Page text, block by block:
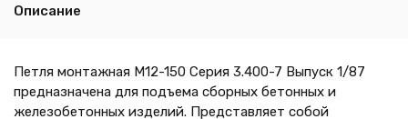
Описание
Петля монтажная М12-150 Серия 3.400-7 Выпуск 1/87
предназначена для подъема сборных бетонных и
железобетонных изделий. Представляет собой